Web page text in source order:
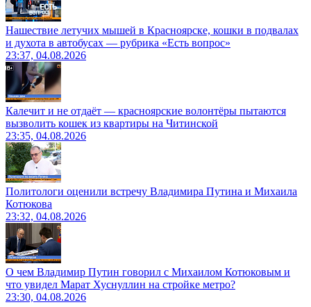
Нашествие летучих мышей в Красноярске, кошки в подвалах
и духота в автобусах — рубрика «Есть вопрос»
23:37, 04.08.2026
Калечит и не отдаёт — красноярские волонтёры пытаются
вызволить кошек из квартиры на Читинской
23:35, 04.08.2026
Политологи оценили встречу Владимира Путина и Михаила
Котюкова
23:32, 04.08.2026
О чем Владимир Путин говорил с Михаилом Котюковым и
что увидел Марат Хуснуллин на стройке метро?
23:30, 04.08.2026